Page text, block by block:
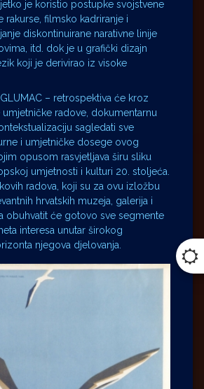
je koristio postupke svojstvene
rakurse, filmsko kadriranje i
diskontinuirane narativne linije
itd. dok je u grafički dizajn
koji je derivirao iz visoke
– retrospektiva će kroz
umjetničke radove, dokumentarnu
sagledati sve
i umjetničke dosege ovog
opusom rasvjetljava širu sliku
umjetnosti i kulturi 20. stoljeća.
radova, koji su za ovu izložbu
hrvatskih muzeja, galerija i
obuhvatit će gotovo sve segmente
interesa unutar širokog
njegova djelovanja.